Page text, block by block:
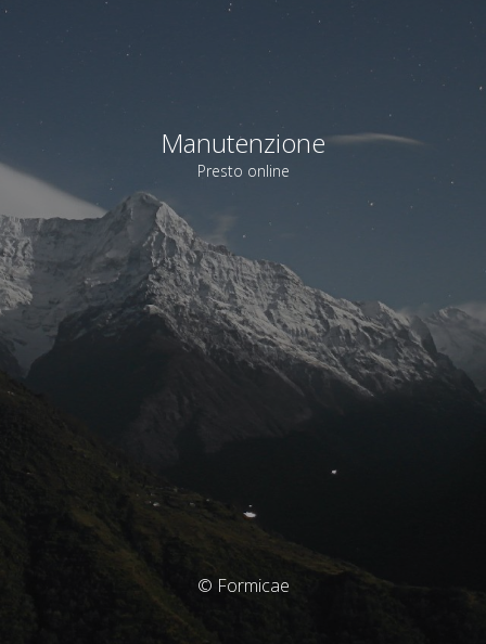
Manutenzione
Presto online
© Formicae